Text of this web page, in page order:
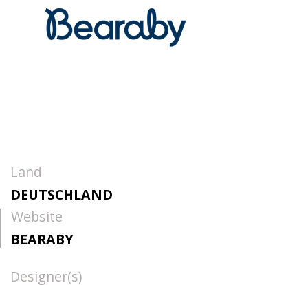
Land
DEUTSCHLAND
Website
BEARABY
Designer(s)